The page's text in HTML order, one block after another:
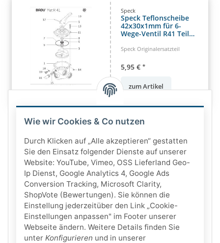
Speck
Speck Teflonscheibe
42x30x1mm für 6-
Wege-Ventil R41 Teil
Speck Originalersatzteil
5,95 € *
zum Artikel
Wie wir Cookies & Co nutzen
Durch Klicken auf „Alle akzeptieren“ gestatten
Sie den Einsatz folgender Dienste auf unserer
Website: YouTube, Vimeo, OSS Lieferland Geo-
Ip Dienst, Google Analytics 4, Google Ads
Conversion Tracking, Microsoft Clarity,
ShopVote (Bewertungen). Sie können die
Einstellung jederzeitüber den Link „Cookie-
Einstellungen anpassen" im Footer unserer
Webseite ändern. Weitere Details finden Sie
unter Konfigurieren und in unserer